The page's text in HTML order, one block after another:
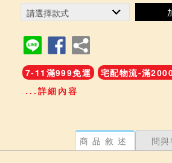
7-11滿999免運
宅配物流-滿
...詳細內容
商品敘述 問與